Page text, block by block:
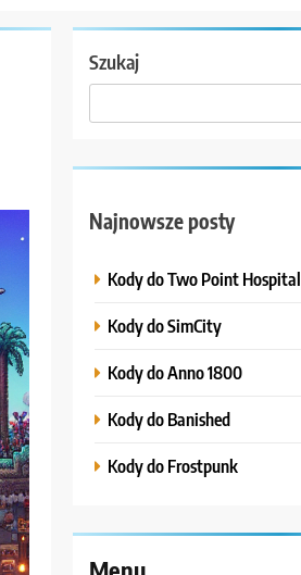
Szukaj
Najnowsze posty
Kody do Two Point Hospital
Kody do SimCity
Kody do Anno 1800
Kody do Banished
Kody do Frostpunk